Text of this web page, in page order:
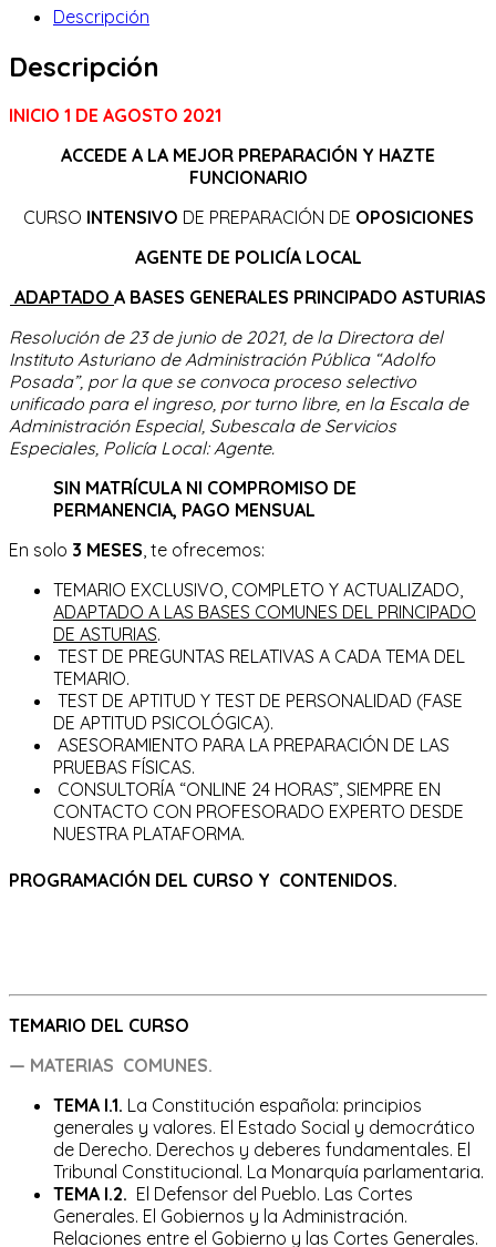
Policía
en
Asturias
(adaptado
a
del
cantidad
Descripción
Descripción
INICIO 1 DE AGOSTO 2021
ACCEDE A LA MEJOR PREPARACIÓN Y HAZTE
FUNCIONARIO
CURSO INTENSIVO DE PREPARACIÓN DE OPOSICIONES
AGENTEDE POLICÍA LOCAL
ADAPTADO A BASES GENERALES PRINCIPADO ASTURIAS
Resolución de 23 de junio de 2021, de la Directora del
Instituto Asturiano de Administración Pública “Adolfo
Posada”, por la que se convoca proceso selectivo
unificado para el ingreso, por turno libre, en la Escala de
Administración Especial, Subescala de Servicios
Especiales, Policía Local: Agente.
SIN MATRÍCULA NI COMPROMISO DE
PERMANENCIA, PAGO MENSUAL
En solo 3 MESES, te ofrecemos:
TEMARIO EXCLUSIVO, COMPLETO Y ACTUALIZADO,
ADAPTADO A LAS BASES COMUNES DEL PRINCIPADO
DE ASTURIAS.
TEST DE PREGUNTAS RELATIVAS A CADA TEMA DEL
TEMARIO.
TEST DE APTITUD Y TEST DE PERSONALIDAD (FASE
DE APTITUD PSICOLÓGICA).
ASESORAMIENTO PARA LA PREPARACIÓN DE LAS
PRUEBAS FÍSICAS.
CONSULTORÍA “ONLINE 24 HORAS”, SIEMPRE EN
CONTACTO CON PROFESORADO EXPERTO DESDE
NUESTRA PLATAFORMA.
PROGRAMACIÓN DEL CURSO Y CONTENIDOS.
TEMARIO DEL CURSO
— MATERIAS COMUNES.
TEMA I.1. La Constitución española: principios
generales y valores. El Estado Social y democrático
de Derecho. Derechos y deberes fundamentales. El
Tribunal Constitucional. La Monarquía parlamentaria.
TEMA I.2. El Defensor del Pueblo. Las Cortes
Generales. El Gobiernos y la Administración.
Relaciones entre el Gobierno y las Cortes Generales.